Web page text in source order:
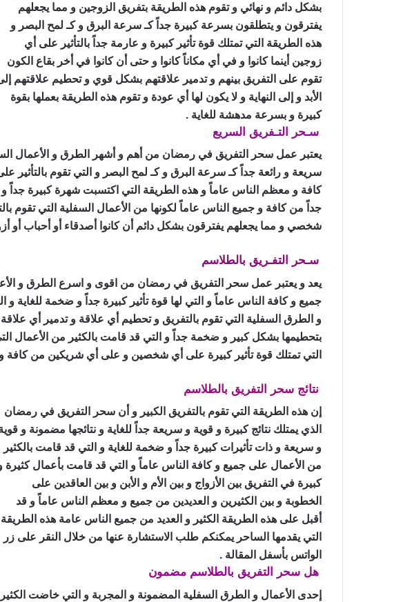
بشكل دائم و نهائي و تقوم هذه الطريقة بتفريق الزوجين و مما يجعلهم
يفترقون و يتطلقون بسرعة كبيرة جداً كـ سرعة البرق و كـ لمح البصر و
هذه الطريقة التي تمتلك قوة تأثير كبيرة و عارمة جداً بالتأثير على أي
زوجين أينما كانوا و في أي مكاناً كانوا و حتى أن كانوا في أخر بقاع الكون
تقوم على التفريق بينهم و تدمير علاقتهم بشكل قوي و تحطيم علاقتهم
الأبد و إلى النهاية و لا يكون لها أي عودة و تقوم هذه الطريقة بعملها بقوة
كبيرة و بسرعة مدهشة للغاية .
سـحر التـفريق السريع
يعتبر عمل سحر التفريق في رمضان من أهم و أشهر الطرق و الأعمال
سريعة و رائعة جداً كـ سرعة البرق و كـ لمح البصر و التي تقوم
كافة و معظم الناس عاماً و هذه الطريقة التي اكتسبت شهرة كبيرة جداً
جداً من كافة و جميع الناس عاماً لكونها من الأعمال السفلية التي تقوم
شخصي و مما يجعلهم يفترقون بشكل دائم أن كانوا أصدقاء أو أحباب أو
سـحر التفـريق بالطلاسم
يعد و يعتبر عمل سحر التفريق في رمضان من اقوى و اسرع الطرق و
جميع و كافة الناس عاماً و التي لها قوة تأثير كبيرة جداً و ضخمة للغاية و
و الطرق السفلية التي تقوم بالتفريق و تحطيم أي علاقة و تدمير أي
بتحطيمها بشكل كبير و ضخمة جداً و التي قد قامت بالكثير من الأعمال
التي تمتلك قوة تأثير كبيرة على أي شخصين و على أي شريكين من كافة
نتائج سحر التفريق بالطلاسم
إن هذه الطريقة التي تقوم بالتفريق الكبير و أن سحر التفريق في رمضان
الذي يمتلك نتائج كبيرة و قوية و سريعة جداً للغاية و نتائجها مضمونة و
و سريعة و ذات تأثيرات كبيرة جداً و ضخمة للغاية و التي قد قامت بالكثير
من الأعمال على جميع و كافة الناس عاماً و التي قد قامت بأعمال كثيرة
كبيرة في التفريق بين الأزواج و بين الأم و الأبن و بين العاقدين على
الخطوبة و بين الكثيرين و العديدين من جميع و معظم الناس عاماً و قد
أقبل على هذه الطريقة الكثير و العديد من جميع الناس عامة هذه الطريقة
التي يقدمها الساحر يمكنكم طلب الاستشارة عنها من خلال النقر على زر
الواتس بأسفل المقالة .
هل سحر التفريق بالطلاسم مضمون
إحدى الأعمال و الطرق السفلية المضمونة و المجربة و التي خاضت الكثير